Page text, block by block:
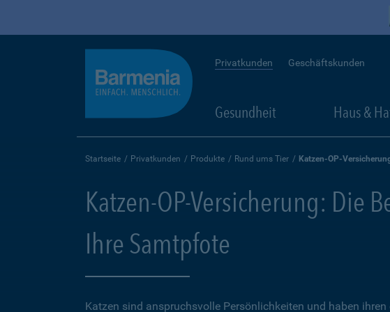
Privatkunden Geschäftskunden
Gesundheit Haus &
Startseite Privatkunden Produkte Rund ums Tier Katzen-OP-
Katzen-OP-Versicherung: Die
Ihre Samtpfote
Katzen sind anspruchsvolle Persönlichkeiten und haben